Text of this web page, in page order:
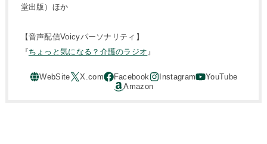
堂出版）ほか
【音声配信Voicyパーソナリティ】
『ちょっと気になる？介護のラジオ 』